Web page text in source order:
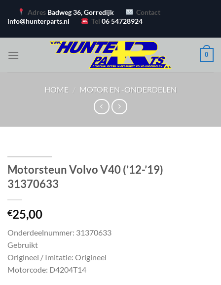
naar
Adres Badweg 36, Gorredijk
Contact
info@hunterparts.nl
Tel06 54728924
0
HOME / MOTOR EN -ONDERDELEN
Motorsteun Volvo V40 (’12-’19)
31370633
€25,00
Onderdeelnummer: 31370633
Gebruikt
Origineel / Imitatie: Origineel
Motorcode: D4204T14